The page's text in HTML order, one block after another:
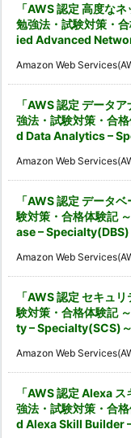
「AWS 認定 高度な
勉強法・試験対策・
ied Advanced
Amazon Web
「AWS 認定 データ
強法・試験対策・合
d Data Analytics –
Amazon Web
「AWS 認定 データ
験対策・合格体験記
ase – Specialty(DBS)
Amazon Web
「AWS 認定 セキュ
験対策・合格体験記
ty – Specialty(SCS)～
Amazon Web
「AWS 認定 Alexa
強法・試験対策・合
d Alexa Skill Builder